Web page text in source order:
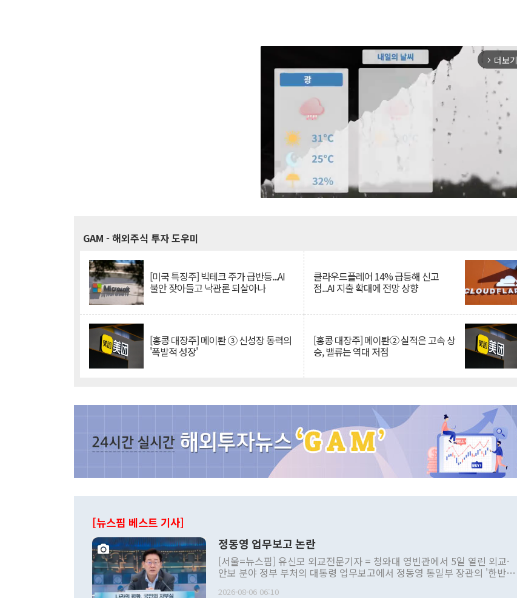
arrow_forward_ios 더보기
GAM - 해외주식 투자 도우미
[미국 특징주] 빅테크 주가 급반등...AI
불안 잦아들고 낙관론 되살아나
클라우드플레어 14% 급등해 신고
점...AI 지출 확대에 전망 상향
[홍콩 대장주] 메이퇀 ③ 신성장 동력의
'폭발적 성장'
[홍콩 대장주] 메이퇀② 실적은 고속 상
승, 밸류는 역대 저점
[뉴스핌 베스트 기사]
정동영 업무보고 논란
[서울=뉴스핌] 유신모 외교전문기자 = 청와대 영빈관에서 5일 열린 외교·
안보 분야 정부 부처의 대통령 업무보고에서 정동영 통일부 장관의 '한반도
2026-08-06 06:10